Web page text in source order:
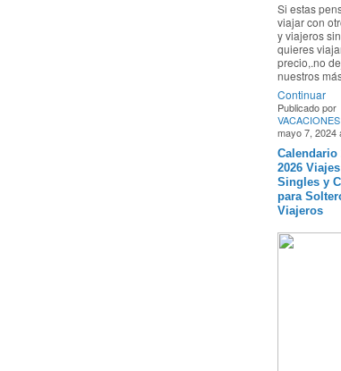
Si estas
viajar con
y viajeros
quieres
precio,.no
nuestros
Continuar
Publicado por
mayo 7, 2024
Calendario
2026
Singles y
para
Viajeros